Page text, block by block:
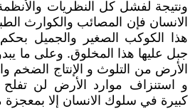
ونتيجة لفشل كل النظريات
الانسان فإن المصائب والكوارث
هذا الكوكب الصغير والجميل
جبل عليها هذا المخلوق. ‏وعلى ما
الأرض من التلوث و الإنتاج الضخم
و استنزاف موارد الأرض لن
كبيرة في سلوك الانسان إلا